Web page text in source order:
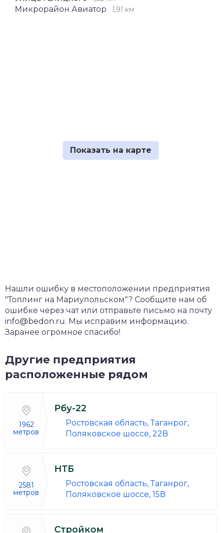
Микрорайон Авиатор 1,91 км
Нашли ошибку в местоположении предприятия
"Топлинг на Мариупольском"? Сообщите нам об
ошибке через чат или отправьте письмо на почту
info@bedon.ru. Мы исправим информацию.
Заранее огромное спасибо!
Другие предприятия
расположенные рядом
1962
метров
Рбу-22
Ростовская область, Таганрог,
Поляковское шоссе, 22В
2581
метров
НТБ
Ростовская область, Таганрог,
Поляковское шоссе, 15В
Стройком